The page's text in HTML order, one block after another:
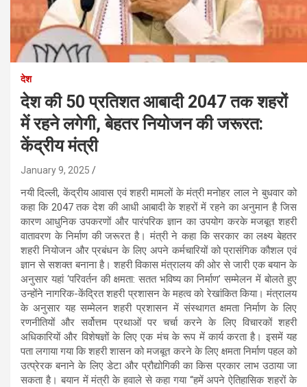
देश
देश की 50 प्रतिशत आबादी 2047 तक शहरों
में रहने लगेगी, बेहतर नियोजन की जरूरत:
केंद्रीय मंत्री
January 9, 2025
नयी दिल्ली, केंद्रीय आवास एवं शहरी मामलों के मंत्री मनोहर लाल ने बुधवार को
कहा कि 2047 तक देश की आधी आबादी के शहरों में रहने का अनुमान है जिस
कारण आधुनिक उपकरणों और पारंपरिक ज्ञान का उपयोग करके मजबूत शहरी
वातावरण के निर्माण की जरूरत है। मंत्री ने कहा कि सरकार का लक्ष्य बेहतर
शहरी नियोजन और प्रबंधन के लिए अपने कर्मचारियों को प्रासंगिक कौशल एवं
ज्ञान से सशक्त बनाना है। शहरी विकास मंत्रालय की ओर से जारी एक बयान के
अनुसार यहां ‘परिवर्तन की क्षमता: सतत भविष्य का निर्माण’ सम्मेलन में बोलते हुए
उन्होंने नागरिक-केंद्रित शहरी प्रशासन के महत्व को रेखांकित किया। मंत्रालय
के अनुसार यह सम्मेलन शहरी प्रशासन में संस्थागत क्षमता निर्माण के लिए
रणनीतियों और सर्वोत्तम प्रथाओं पर चर्चा करने के लिए विचारकों शहरी
अधिकारियों और विशेषज्ञों के लिए एक मंच के रूप में कार्य करता है। इसमें यह
पता लगाया गया कि शहरी शासन को मजबूत करने के लिए क्षमता निर्माण पहल को
उत्प्रेरक बनाने के लिए डेटा और प्रौद्योगिकी का किस प्रकार लाभ उठाया जा
सकता है। बयान में मंत्री के हवाले से कहा गया “हमें अपने ऐतिहासिक शहरों के